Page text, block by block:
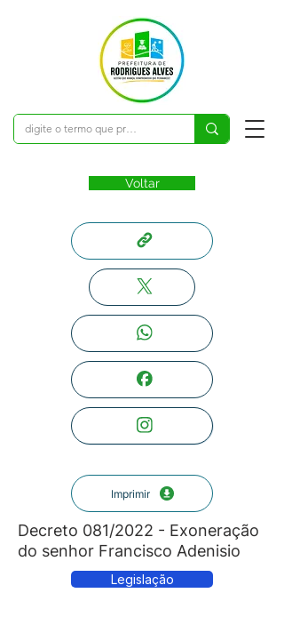
Voltar
Imprimir
Decreto 081/2022 - Exoneração
do senhor Francisco Adenisio
Legislação